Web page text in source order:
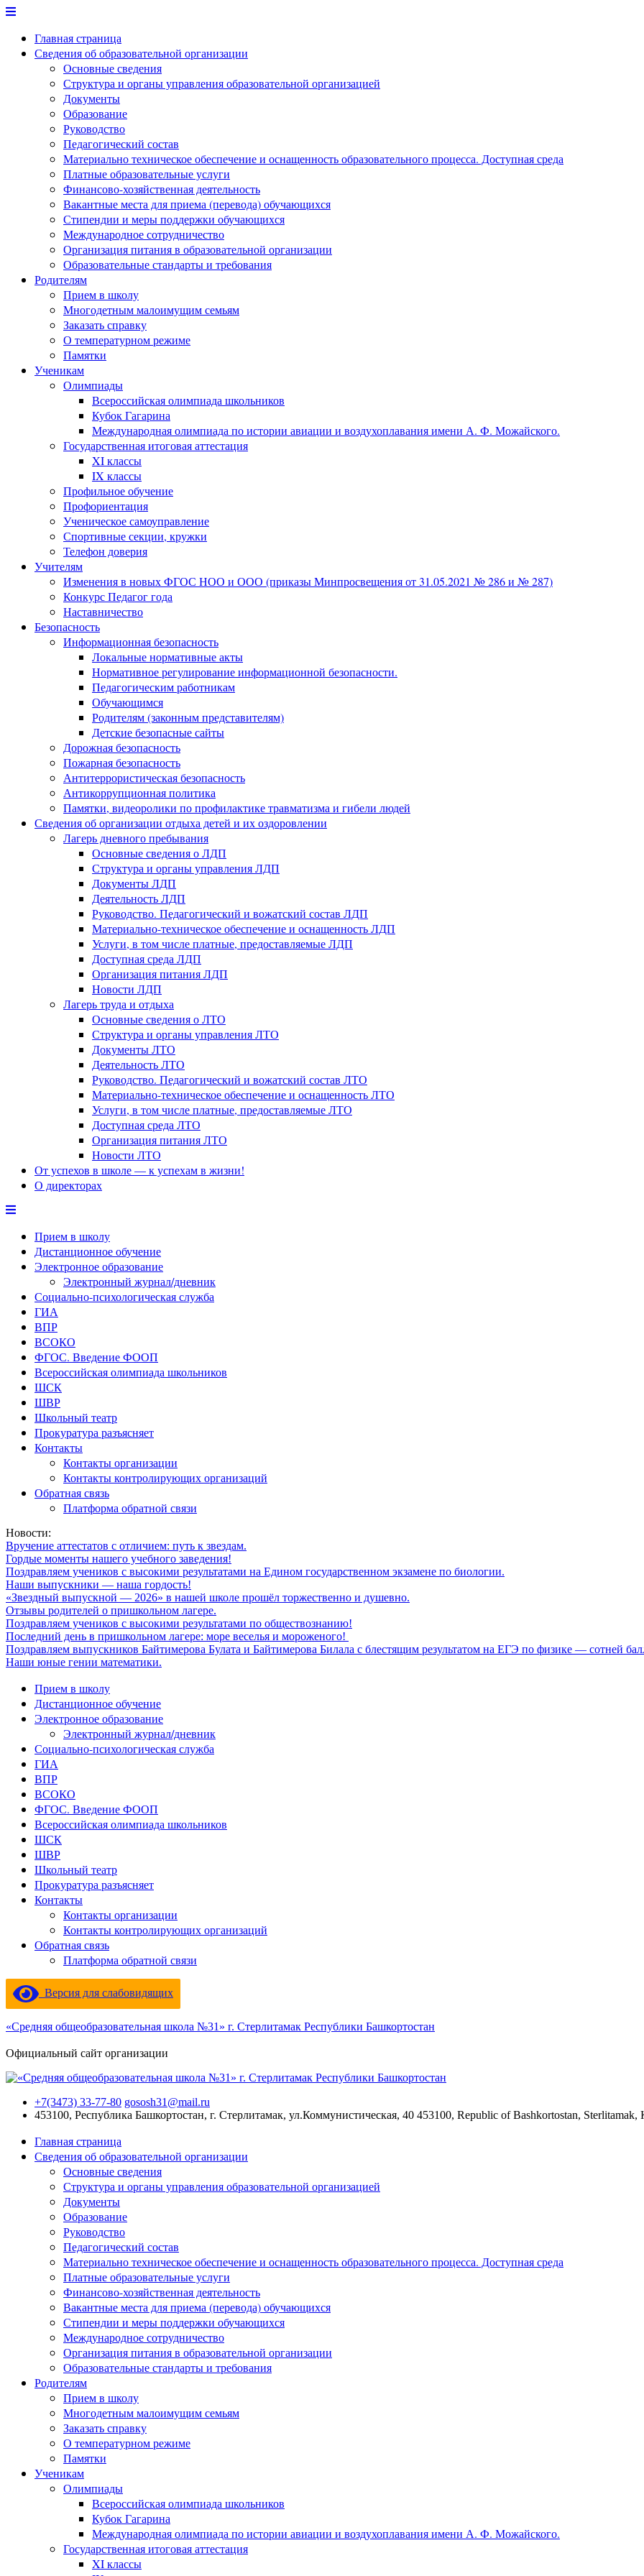
Перейти
содержимому
Главная страница
Сведения об образовательной организации
Основные сведения
Структура и органы управления образовательной организацией
Документы
Образование
Руководство
Педагогический состав
Материально техническое обеспечение и оснащенность образовательного процесса. Доступная среда
Платные образовательные услуги
Финансово-хозяйственная деятельность
Вакантные места для приема (перевода) обучающихся
Стипендии и меры поддержки обучающихся
Международное сотрудничество
Организация питания в образовательной организации
Образовательные стандарты и требования
Родителям
Прием в школу
Многодетным малоимущим семьям
Заказать справку
О температурном режиме
Памятки
Ученикам
Олимпиады
Всероссийская олимпиада школьников
Кубок Гагарина
Международная олимпиада по истории авиации и воздухоплавания имени А. Ф. Можайского.
Государственная итоговая аттестация
XI классы
IX классы
Профильное обучение
Профориентация
Ученическое самоуправление
Спортивные секции, кружки
Телефон доверия
Учителям
Изменения в новых ФГОС НОО и ООО (приказы Минпросвещения от 31.05.2021 № 286 и № 287)
Конкурс Педагог года
Наставничество
Безопасность
Информационная безопасность
Локальные нормативные акты
Нормативное регулирование информационной безопасности.
Педагогическим работникам
Обучающимся
Родителям (законным представителям)
Детские безопасные сайты
Дорожная безопасность
Пожарная безопасность
Антитеррористическая безопасность
Антикоррупционная политика
Памятки, видеоролики по профилактике травматизма и гибели людей
Сведения об организации отдыха детей и их оздоровлении
Лагерь дневного пребывания
Основные сведения о ЛДП
Структура и органы управления ЛДП
Документы ЛДП
Деятельность ЛДП
Руководство. Педагогический и вожатский состав ЛДП
Материально-техническое обеспечение и оснащенность ЛДП
Услуги, в том числе платные, предоставляемые ЛДП
Доступная среда ЛДП
Организация питания ЛДП
Новости ЛДП
Лагерь труда и отдыха
Основные сведения о ЛТО
Структура и органы управления ЛТО
Документы ЛТО
Деятельность ЛТО
Руководство. Педагогический и вожатский состав ЛТО
Материально-техническое обеспечение и оснащенность ЛТО
Услуги, в том числе платные, предоставляемые ЛТО
Доступная среда ЛТО
Организация питания ЛТО
Новости ЛТО
От успехов в школе — к успехам в жизни!
О директорах
Прием в школу
Дистанционное обучение
Электронное образование
Электронный журнал/дневник
Социально-психологическая служба
ГИА
ВПР
ВСОКО
ФГОС. Введение ФООП
Всероссийская олимпиада школьников
ШСК
ШВР
Школьный театр
Прокуратура разъясняет
Контакты
Контакты организации
Контакты контролирующих организаций
Обратная связь
Платформа обратной связи
Новости:
Вручение аттестатов с отличием: путь к звездам.
Гордые моменты нашего учебного заведения!
Поздравляем учеников с высокими результатами на Едином государственном экзамене по биологии.
Наши выпускники — наша гордость!
«Звездный выпускной — 2026» в нашей школе прошёл торжественно и душевно.
Отзывы родителей о пришкольном лагере.
Поздравляем учеников с высокими результатами по обществознанию!
Последний день в пришкольном лагере: море веселья и мороженого!
Поздравляем выпускников Байтимерова Булата и Байтимерова Билала с блестящим результатом на ЕГЭ по физике — сотней
Наши юные гении математики.
Прием в школу
Дистанционное обучение
Электронное образование
Электронный журнал/дневник
Социально-психологическая служба
ГИА
ВПР
ВСОКО
ФГОС. Введение ФООП
Всероссийская олимпиада школьников
ШСК
ШВР
Школьный театр
Прокуратура разъясняет
Контакты
Контакты организации
Контакты контролирующих организаций
Обратная связь
Платформа обратной связи
Версия для слабовидящих
«Средняя общеобразовательная школа №31» г. Стерлитамак Республики Башкортостан
Официальный сайт организации
+7(3473) 33-77-80 gososh31@mail.ru
453100, Республика Башкортостан, г. Стерлитамак, ул.Коммунистическая, 40 453100, Republic of Bashkortostan, Sterlitamak,
Главная страница
Сведения об образовательной организации
Основные сведения
Структура и органы управления образовательной организацией
Документы
Образование
Руководство
Педагогический состав
Материально техническое обеспечение и оснащенность образовательного процесса. Доступная среда
Платные образовательные услуги
Финансово-хозяйственная деятельность
Вакантные места для приема (перевода) обучающихся
Стипендии и меры поддержки обучающихся
Международное сотрудничество
Организация питания в образовательной организации
Образовательные стандарты и требования
Родителям
Прием в школу
Многодетным малоимущим семьям
Заказать справку
О температурном режиме
Памятки
Ученикам
Олимпиады
Всероссийская олимпиада школьников
Кубок Гагарина
Международная олимпиада по истории авиации и воздухоплавания имени А. Ф. Можайского.
Государственная итоговая аттестация
XI классы